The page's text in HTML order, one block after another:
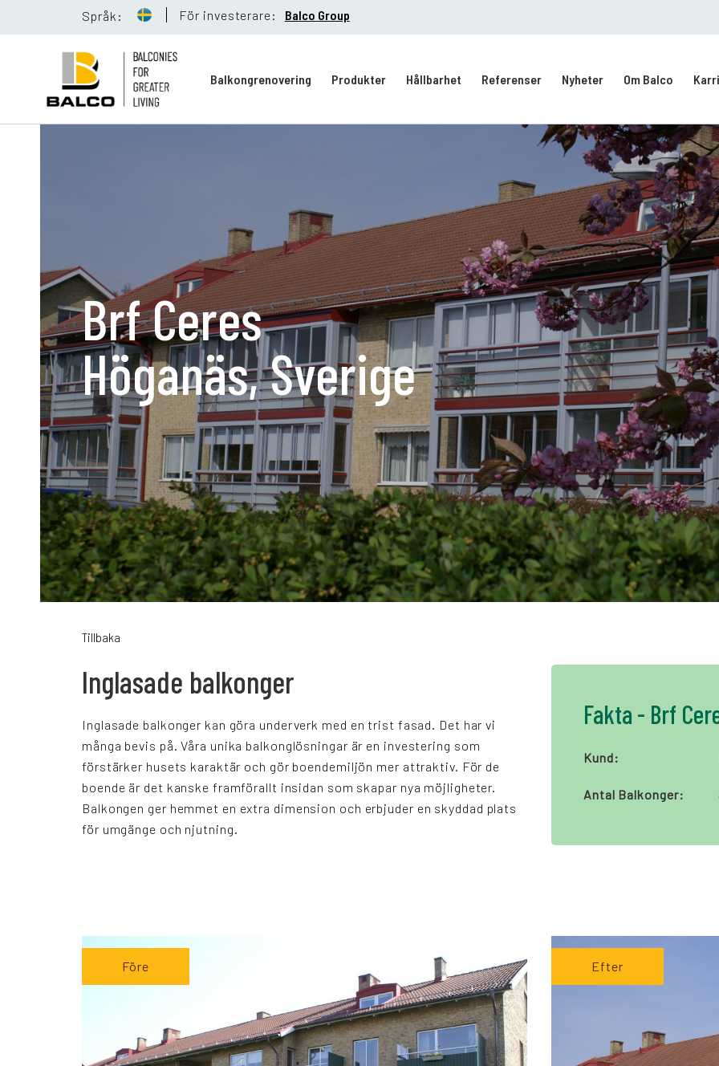
Språk: För investerare: Balco Group
Balkongrenovering Produkter Hållbarhet Referenser Nyheter Om Balco
Hållbarhet
Referenser
Nyheter
Karriär
Språk:
SV DK NO FI DE NL UK CH
Brf Ceres
Höganäs, Sverige
Tillbaka
Inglasade balkonger
Inglasade balkonger kan göra underverk med en trist fasad. Det har vi
många bevis på. Våra unika balkonglösningar är en investering som
förstärker husets karaktär och gör boendemiljön mer attraktiv. För de
boende är det kanske framförallt insidan som skapar nya möjligheter.
Balkongen ger hemmet en extra dimension och erbjuder en skyddad plats
för umgänge och njutning.
Fakta - Brf
Kund:
Antal Balkonger:
Före Efter